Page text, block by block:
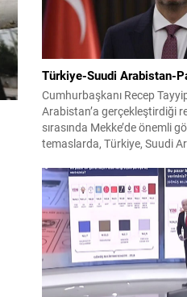
Türkiye-Suudi Arabistan-
Cumhurbaşkanı Recep
Arabistan’a gerçekleştirdiği
sırasında Mekke’de önemli
temaslarda, Türkiye, Suudi
birliği çerçevesi oluşturuldu.
çıktısı, üç ülkenin imza
Savunma Anlaşması oldu.
güvenlik yaklaşımıyla